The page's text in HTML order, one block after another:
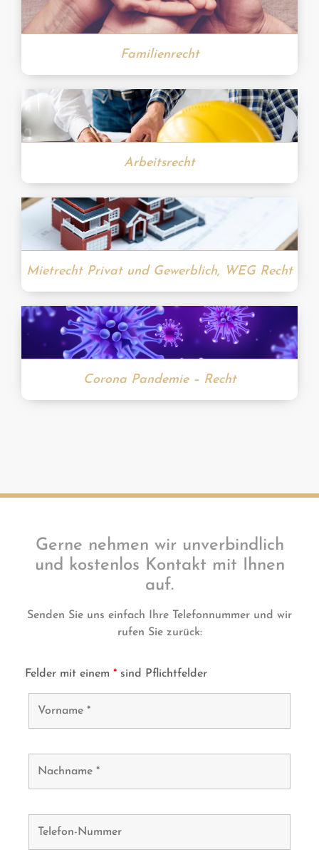
Familienrecht
Arbeitsrecht
Mietrecht Privat und Gewerblich, WEG Recht
Corona Pandemie – Recht
Gerne nehmen wir unverbindlich
und kostenlos Kontakt mit Ihnen
auf.
Senden Sie uns einfach Ihre Telefonnummer und wir
rufen Sie zurück:
Felder mit einem * sind Pflichtfelder